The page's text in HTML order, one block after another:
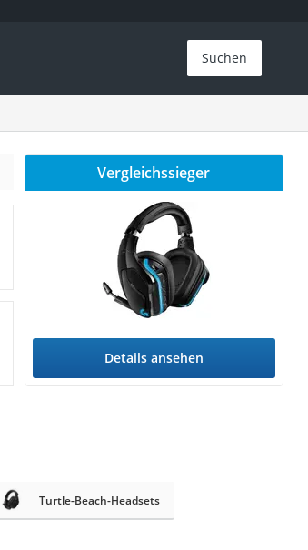
Suchen
Vergleichssieger
Details ansehen
Turtle-Beach-Headsets